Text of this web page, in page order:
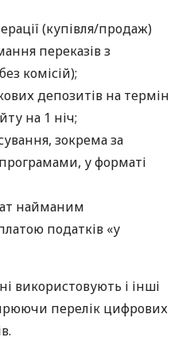
(купівля/продаж)
переказів з
комісій);
депозитів на термін
на 1 ніч;
зокрема за
у форматі
найманим
податків «у
використовують і інші
перелік цифрових